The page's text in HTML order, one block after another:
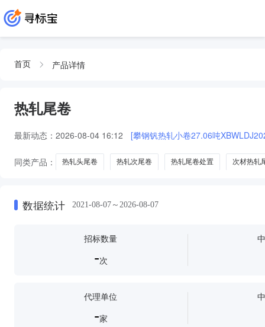
首页 产品详情
热轧尾卷
最新动态： 2026-08-04 16:12 [攀钢钒热轧小卷27.06吨
同类产品： 热轧头尾卷 热轧次尾卷 热轧尾卷处置 次材热轧
数据统计 2021-08-07～2026-08-07
招标数量
-次
代理单位
-家